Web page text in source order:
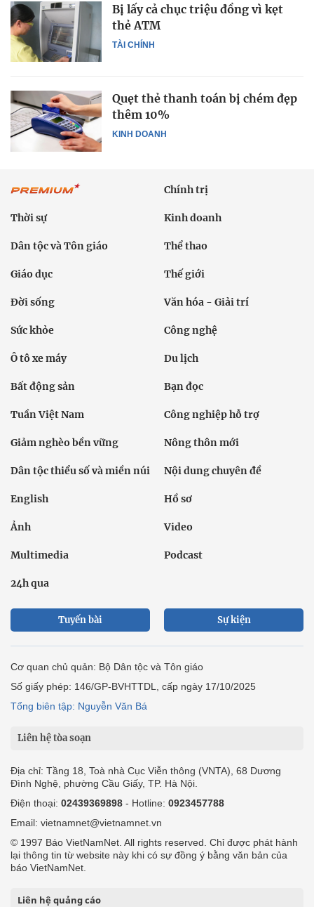
TÀI CHÍNH
Bị lấy cả chục triệu đồng vì kẹt
thẻ ATM
KINH DOANH
Quẹt thẻ thanh toán bị chém đẹp
thêm 10%
Chính trị
Thời sự Kinh doanh
Dân tộc và Tôn giáo Thể thao
Giáo dục Thế giới
Đời sống Văn hóa - Giải trí
Sức khỏe Công nghệ
Ô tô xe máy Du lịch
Bất động sản Bạn đọc
Tuần Việt Nam Công nghiệp hỗ trợ
Giảm nghèo bền vững Nông thôn mới
Dân tộc thiểu số và miền núi Nội dung chuyên đề
English Hồ sơ
Ảnh Video
Multimedia Podcast
24h qua
Tuyến bài Sự kiện
Cơ quan chủ quản: Bộ Dân tộc và Tôn giáo
Số giấy phép: 146/GP-BVHTTDL, cấp ngày 17/10/2025
Tổng biên tập: Nguyễn Văn Bá
Liên hệ tòa soạn
Địa chỉ: Tầng 18, Toà nhà Cục Viễn thông (VNTA), 68 Dương
Đình Nghệ, phường Cầu Giấy, TP. Hà Nội.
Điện thoại: 02439369898 - Hotline: 0923457788
Email: vietnamnet@vietnamnet.vn
© 1997 Báo VietNamNet. All rights reserved. Chỉ được phát hành
lại thông tin từ website này khi có sự đồng ý bằng văn bản của
báo VietNamNet.
Liên hệ quảng cáo